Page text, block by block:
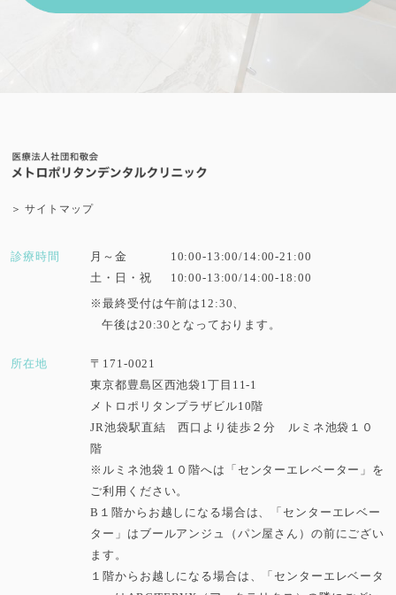
＞ サイトマップ
診療時間 月～金
10:00-13:00/14:00-21:00
土・日・祝
10:00-13:00/14:00-18:00
※最終受付は午前は12:30、
午後は20:30となっております。
所在地
〒171-0021
東京都豊島区西池袋1丁目11-1
メトロポリタンプラザビル10階
JR池袋駅直結 西口より徒歩２分 ルミネ池袋１０
階
※ルミネ池袋１０階へは「センターエレベーター」を
ご利用ください。
B１階からお越しになる場合は、「センターエレベー
ター」はブールアンジュ（パン屋さん）の前にござい
ます。
１階からお越しになる場合は、「センターエレベータ